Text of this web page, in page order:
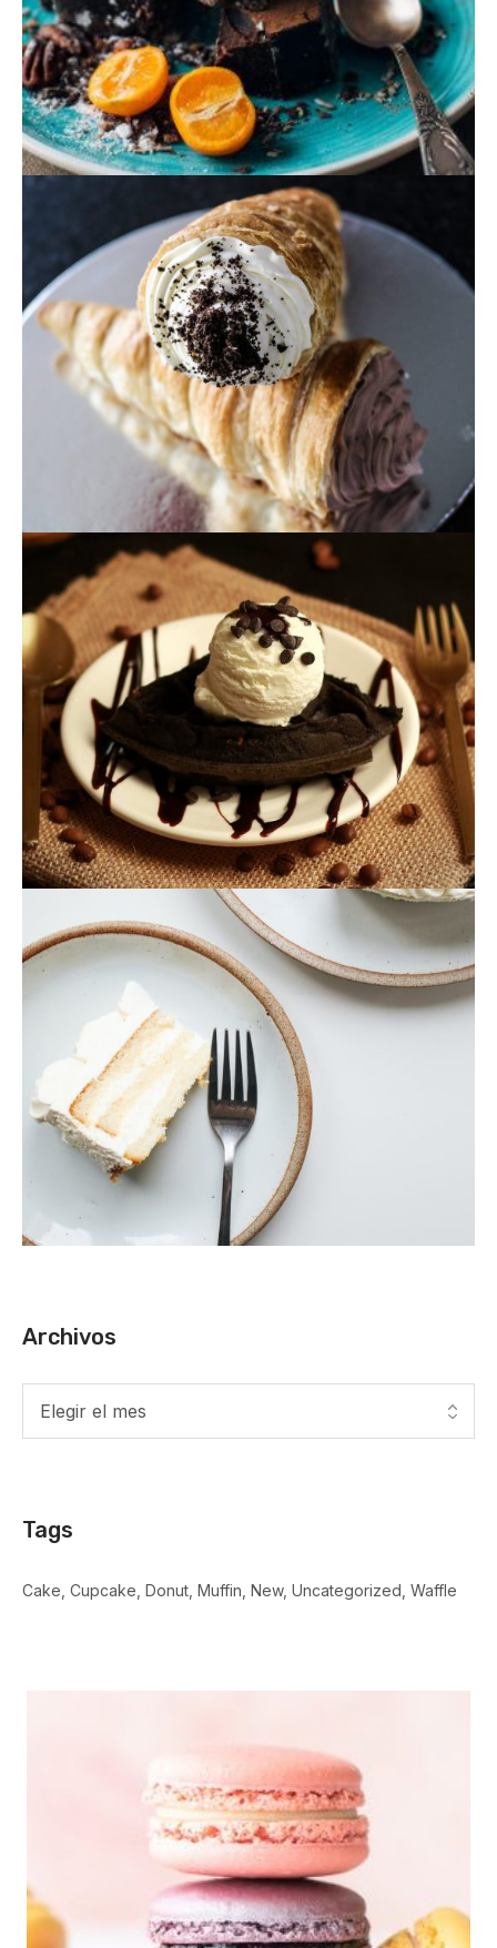
Archivos
Tags
Cake Cupcake Donut Muffin New Uncategorized Waffle